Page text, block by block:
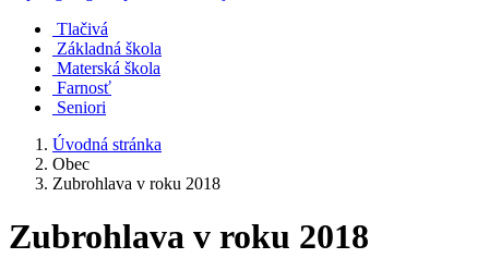
Tlačivá
Základná škola
Materská škola
Farnosť
Seniori
Úvodná stránka
Obec
Zubrohlava v roku 2018
Zubrohlava v roku 2018